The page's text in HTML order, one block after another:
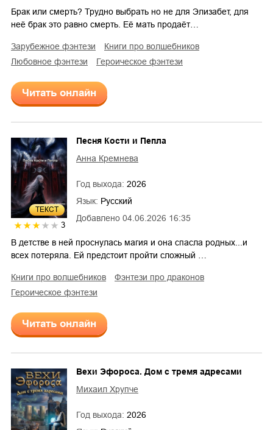
Брак или смерть? Трудно выбрать но не для Элизабет, для
неё брак это равно смерть. Её мать продаёт…
зарубежное фэнтези
книги про волшебников
любовное фэнтези
героическое фэнтези
Читать онлайн
ТЕКСТ
3
Добавлено 04.06.2026 16:35
Песня Кости и Пепла
Анна Кремнева
Год выхода: 2026
Язык: Русский
В детстве в ней проснулась магия и она спасла родных...и
всех потеряла. Ей предстоит пройти сложный …
книги про волшебников
фэнтези про драконов
героическое фэнтези
Читать онлайн
Вехи Эфороса. Дом с тремя адресами
Михаил Хрупче
Год выхода: 2026